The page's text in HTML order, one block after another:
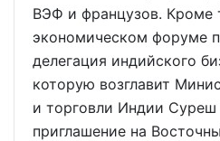
ВЭФ и французов. Кроме
экономическом форуме
делегация индийского
которую возглавит
и торговли Индии
приглашение на